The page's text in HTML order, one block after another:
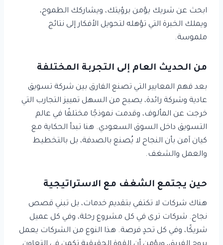
ابحث عن شريك يؤمن برؤيتك، ويشاركك الطموح،
ويملك الخبرة التي تؤهله لتحويل الأفكار إلى نتائج
ملموسة.
من الحديث العام إلى التجربة المختلفة
بعد فهم المعايير التي تصنع الفارق بين شركة تسويق
عادية وشركة رائدة، يصبح من السهل تمييز التجارب التي
خرجت عن المألوف، وقدمت نموذجًا مختلفًا في عالم
التسويق داخل السوق السعودي. هنا تبدأ الحكاية مع
كيان آمن بأن النجاح لا يُصنع بالصدفة، بل بالتخطيط
والعمل والشغف.
حين يجتمع الشغف مع الاستراتيجية
هناك شركات لا تكتفي بتقديم خدمات، بل تبني قصص
نجاح. شركات ترى في كل مشروع رحلة، وفي كل عميل
شريكًا، وفي كل تحدٍ فرصة. هذا النوع من الشركات يعمل